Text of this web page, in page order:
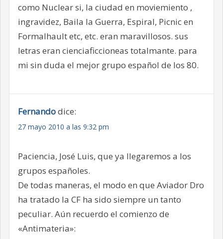
como Nuclear si, la ciudad en moviemiento ,
ingravidez, Baila la Guerra, Espiral, Picnic en
Formalhault etc, etc. eran maravillosos. sus
letras eran cienciaficcioneas totalmante. para
mi sin duda el mejor grupo español de los 80.
Fernandodice:
27 mayo 2010 a las 9:32 pm
Paciencia, José Luis, que ya llegaremos a los
grupos españoles.
De todas maneras, el modo en que Aviador Dro
ha tratado la CF ha sido siempre un tanto
peculiar. Aún recuerdo el comienzo de
«Antimateria»: